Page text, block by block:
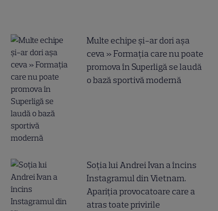
Multe echipe și-ar dori așa
ceva » Formația care nu poate
promova în Superligă se laudă
o bază sportivă modernă
Soția lui Andrei Ivan a încins
Instagramul din Vietnam.
Apariția provocatoare care a
atras toate privirile